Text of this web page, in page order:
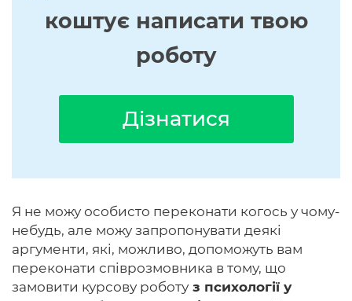
коштує написати твою
роботу
Дізнатися
Я не можу особисто переконати когось у чому-
небудь, але можу запропонувати деякі
аргументи, які, можливо, допоможуть вам
переконати співрозмовника в тому, що
замовити курсову роботуз психології у